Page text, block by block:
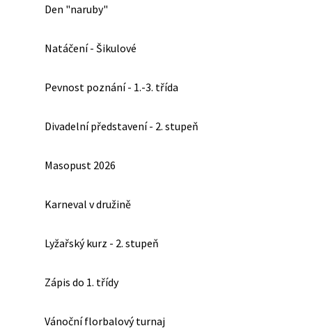
Den "naruby"
Natáčení - Šikulové
Pevnost poznání - 1.-3. třída
Divadelní představení - 2. stupeň
Masopust 2026
Karneval v družině
Lyžařský kurz - 2. stupeň
Zápis do 1. třídy
Vánoční florbalový turnaj